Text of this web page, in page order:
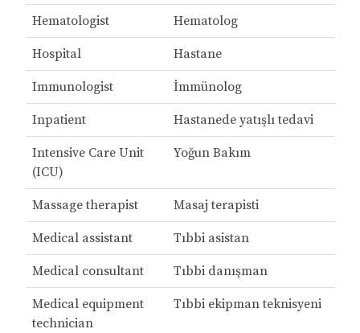
Hematologist Hematolog
Hospital Hastane
Immunologist İmmünolog
Inpatient Hastanede yatışlı tedavi
Intensive Care Unit
(ICU)
Yoğun Bakım
Massage therapist Masaj terapisti
Medical assistant Tıbbi asistan
Medical consultant Tıbbi danışman
Medical equipment
technician
Tıbbi ekipman teknisyeni